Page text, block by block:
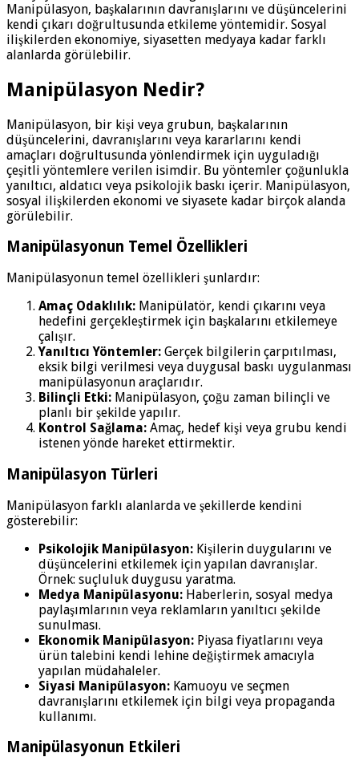
Manipülasyon, başkalarının davranışlarını ve düşüncelerini
kendi çıkarı doğrultusunda etkileme yöntemidir. Sosyal
ilişkilerden ekonomiye, siyasetten medyaya kadar farklı
alanlarda görülebilir.
Manipülasyon Nedir?
Manipülasyon, bir kişi veya grubun, başkalarının
düşüncelerini, davranışlarını veya kararlarını kendi
amaçları doğrultusunda yönlendirmek için uyguladığı
çeşitli yöntemlere verilen isimdir. Bu yöntemler çoğunlukla
yanıltıcı, aldatıcı veya psikolojik baskı içerir. Manipülasyon,
sosyal ilişkilerden ekonomi ve siyasete kadar birçok alanda
görülebilir.
Manipülasyonun Temel Özellikleri
Manipülasyonun temel özellikleri şunlardır:
Amaç Odaklılık: Manipülatör, kendi çıkarını veya
hedefini gerçekleştirmek için başkalarını etkilemeye
çalışır.
Yanıltıcı Yöntemler: Gerçek bilgilerin çarpıtılması,
eksik bilgi verilmesi veya duygusal baskı uygulanması
manipülasyonun araçlarıdır.
Bilinçli Etki: Manipülasyon, çoğu zaman bilinçli ve
planlı bir şekilde yapılır.
Kontrol Sağlama: Amaç, hedef kişi veya grubu kendi
istenen yönde hareket ettirmektir.
Manipülasyon Türleri
Manipülasyon farklı alanlarda ve şekillerde kendini
gösterebilir:
Psikolojik Manipülasyon: Kişilerin duygularını ve
düşüncelerini etkilemek için yapılan davranışlar.
Örnek: suçluluk duygusu yaratma.
Medya Manipülasyonu: Haberlerin, sosyal medya
paylaşımlarının veya reklamların yanıltıcı şekilde
sunulması.
Ekonomik Manipülasyon: Piyasa fiyatlarını veya
ürün talebini kendi lehine değiştirmek amacıyla
yapılan müdahaleler.
Siyasi Manipülasyon: Kamuoyu ve seçmen
davranışlarını etkilemek için bilgi veya propaganda
kullanımı.
Manipülasyonun Etkileri